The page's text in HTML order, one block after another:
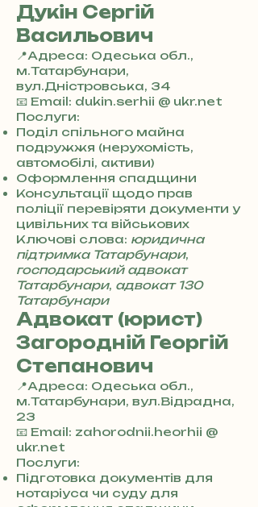
Дукін Сергій
Васильович
📍Адреса: Одеська обл.,
м.Татарбунари,
вул.Дністровська, 34
+
3
8
0
7
3
0
4
8
5
7
8
4
📧 Email: dukin.serhii @ ukr.net
Послуги:
Поділ спільного майна
подружжя (нерухомість,
автомобілі, активи)
Оформлення спадщини
Консультації щодо прав
поліції перевіряти документи у
цивільних та військових
Ключові слова: юридична
підтримка Татарбунари,
господарський адвокат
Татарбунари, адвокат 130
Татарбунари
Адвокат (юрист)
Загородній Георгій
Степанович
📍Адреса: Одеська обл.,
м.Татарбунари, вул.Відрадна,
23
+
3
8
0
7
📧 Email: zahorodnii.heorhii @
ukr.net
Послуги:
Підготовка документів для
нотаріуса чи суду для